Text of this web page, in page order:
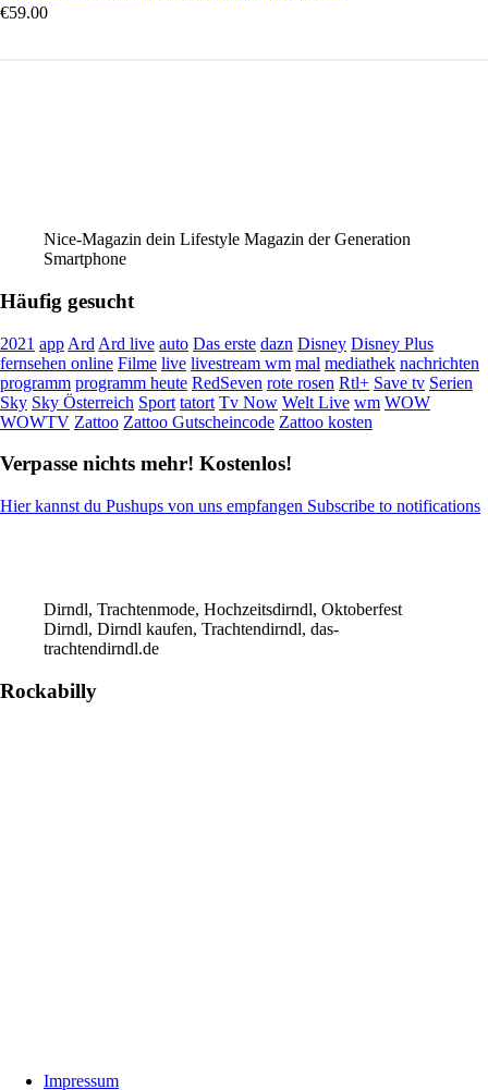
€59.00
Nice-Magazin dein Lifestyle Magazin der Generation
Smartphone
Häufig gesucht
2021 app Ard Ard live auto Das erste dazn Disney Disney Plus
fernsehen online Filme live livestream wm mal mediathek nachrichten
programm programm heute RedSeven rote rosen Rtl+ Save tv Serien
Sky Sky Österreich Sport tatort Tv Now Welt Live wm WOW
WOWTV Zattoo Zattoo Gutscheincode Zattoo kosten
Verpasse nichts mehr! Kostenlos!
Hier kannst du Pushups von uns empfangen Subscribe to notifications
Dirndl, Trachtenmode, Hochzeitsdirndl, Oktoberfest
Dirndl, Dirndl kaufen, Trachtendirndl, das-
trachtendirndl.de
Rockabilly
FooterImpressum